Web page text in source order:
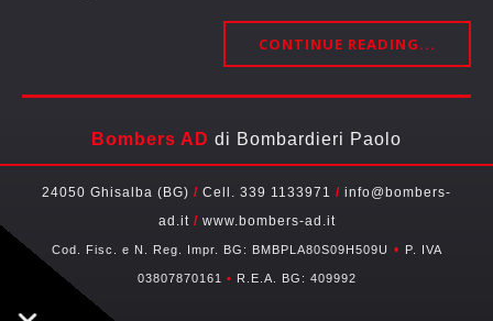
CONTINUE READING...
Bombers AD di Bombardieri Paolo
24050 Ghisalba (BG) / Cell. 339 1133971 / info@bombers-
ad.it /www.bombers-ad.it
Cod. Fisc. e N. Reg. Impr. BG: BMBPLA80S09H509U • P. IVA
03807870161 • R.E.A. BG: 409992